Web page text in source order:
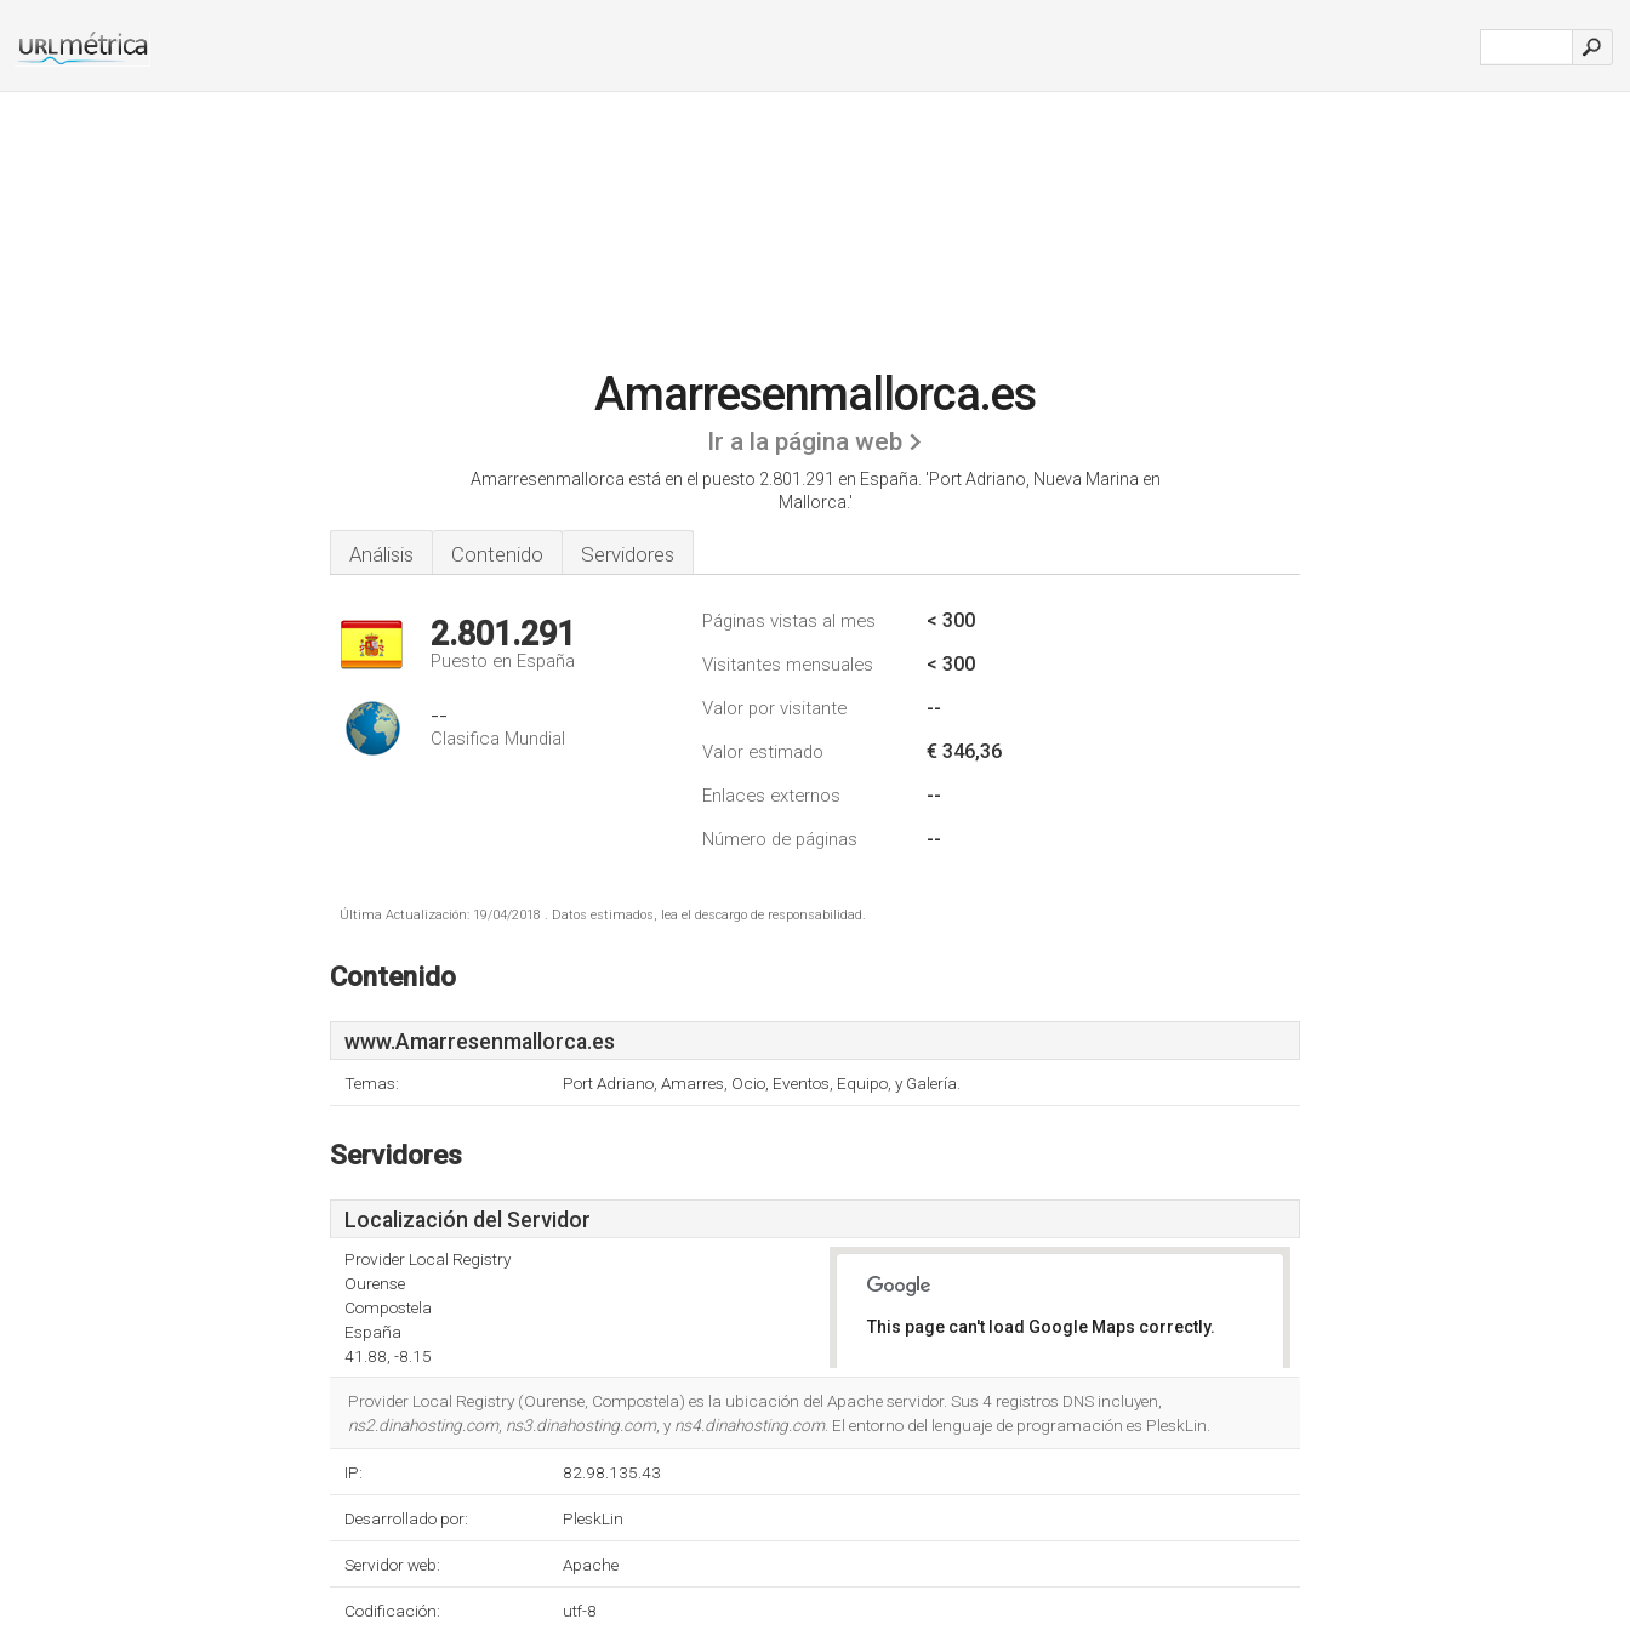
Amarresenmallorca.es
Ir a la página web
Amarresenmallorca está en el puesto 2.801.291 en España. 'Port Adriano, Nueva Marina en
Mallorca.'
Análisis Contenido Servidores
2.801.291
Puesto en España
--
Clasifica Mundial
Páginas vistas al mes < 300
Visitantes mensuales < 300
Valor por visitante --
Valor estimado € 346,36
Enlaces externos --
Número de páginas --
Última Actualización: 19/04/2018 . Datos estimados, lea el descargo de responsabilidad.
Contenido
www.Amarresenmallorca.es
Temas: Port Adriano, Amarres, Ocio, Eventos, Equipo, y Galería.
Servidores
Localización del Servidor
Provider Local Registry
Ourense
Compostela
España
41.88, -8.15
This page can't load Google Maps correctly.
Provider Local Registry (Ourense, Compostela) es la ubicación del Apache servidor. Sus 4 registros DNS incluyen,
ns2.dinahosting.com, ns3.dinahosting.com, y ns4.dinahosting.com. El entorno del lenguaje de programación es PleskLin.
IP: 82.98.135.43
Desarrollado por: PleskLin
Servidor web: Apache
Codificación: utf-8